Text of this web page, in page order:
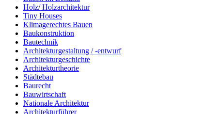
Holz/ Holzarchitektur
Tiny Houses
Klimagerechtes Bauen
Baukonstruktion
Bautechnik
Architekturgestaltung / -entwurf
Architekturgeschichte
Architekturtheorie
Städtebau
Baurecht
Bauwirtschaft
Nationale Architektur
Architekturführer